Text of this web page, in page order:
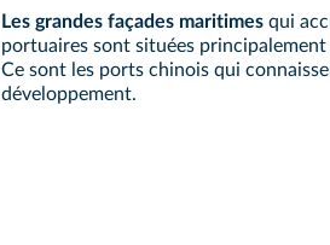
Les grandes façades maritimes qui
portuaires sont situées
Ce sont les ports chinois qui
développement.